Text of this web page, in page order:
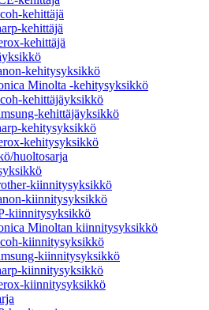
kehittäjä
kehittäjä
kehittäjä
kehitysyksikkö
Minolta -kehitysyksikkö
kehittäjäyksikkö
kehittäjäyksikkö
kehitysyksikkö
kehitysyksikkö
huoltosarja
kiinnitysyksikkö
kiinnitysyksikkö
kiinnitysyksikkö
Minoltan kiinnitysyksikkö
kiinnitysyksikkö
kiinnitysyksikkö
kiinnitysyksikkö
kiinnitysyksikkö